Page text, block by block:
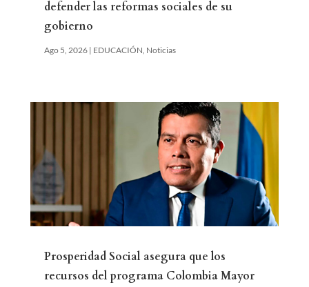
defender las reformas sociales de su
gobierno
Ago 5, 2026| EDUCACIÓN Noticias
Prosperidad Social asegura que los
recursos del programa Colombia Mayor